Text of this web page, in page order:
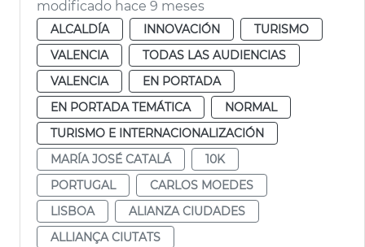
modificado hace 9 meses
ALCALDÍA INNOVACIÓN
TURISMO
VALENCIA
TODAS LAS AUDIENCIAS
VALENCIA
EN PORTADA
EN PORTADA TEMÁTICA
NORMAL
TURISMO E INTERNACIONALIZACIÓN
MARÍA JOSÉ CATALÁ
10K
PORTUGAL
CARLOS MOEDES
LISBOA
ALIANZA CIUDADES
ALLIANÇA CIUTATS